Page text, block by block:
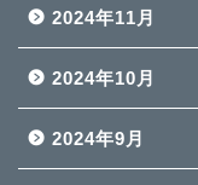
2024年11月
2024年10月
2024年9月